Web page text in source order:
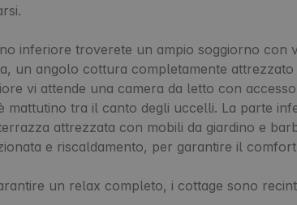
inferiore troverete un ampio soggiorno con
un angolo cottura completamente
vi attende una camera da letto con
mattutino tra il canto degli uccelli. La parte
attrezzata con mobili da giardino e
e riscaldamento, per garantire il
un relax completo, i cottage sono